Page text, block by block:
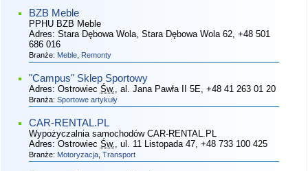
BZB Meble
PPHU BZB Meble
Adres: Stara Dębowa Wola, Stara Dębowa Wola 62, +48 501
686 016
Branże: Meble, Remonty
"Campus" Sklep Sportowy
Adres: Ostrowiec Św. , al. Jana Pawła II 5E , +48 41 263 01 20
Branża: Sportowe artykuły
CAR-RENTAL.PL
Wypożyczalnia samochodów CAR-RENTAL.PL
Adres: Ostrowiec Św. , ul. 11 Listopada 47, +48 733 100 425
Branże: Motoryzacja, Transport